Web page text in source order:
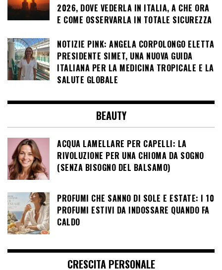
2026, DOVE VEDERLA IN ITALIA, A CHE ORA
E COME OSSERVARLA IN TOTALE SICUREZZA
NOTIZIE PINK: ANGELA CORPOLONGO ELETTA
PRESIDENTE SIMET, UNA NUOVA GUIDA
ITALIANA PER LA MEDICINA TROPICALE E LA
SALUTE GLOBALE
BEAUTY
ACQUA LAMELLARE PER CAPELLI: LA
RIVOLUZIONE PER UNA CHIOMA DA SOGNO
(SENZA BISOGNO DEL BALSAMO)
PROFUMI CHE SANNO DI SOLE E ESTATE: I 10
PROFUMI ESTIVI DA INDOSSARE QUANDO FA
CALDO
CRESCITA PERSONALE